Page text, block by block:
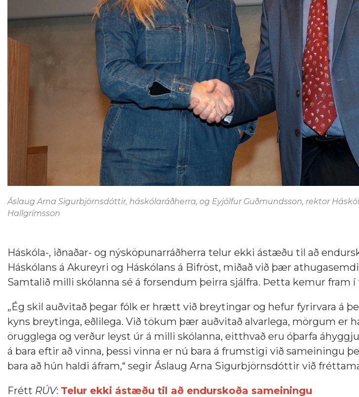
Áslaug Arna Sigurbjörnsdóttir, háskólaráðherra, og Eyjólfur Guðmundsson, rektor
Hallgrímsson
Háskóla-, iðnaðar- og nýsköpunarráðherra telur ekki ástæðu til að
Háskólans á Akureyri og Háskólans á Bifröst, miðað við þær
Samtalið milli skólanna sé á forsendum þeirra sjálfra. Þetta kemur fram
„Ég skil auðvitað þegar fólk er hrætt við breytingar og hefur fyrirvara á
kyns breytinga, eðlilega. Við tökum þær auðvitað alvarlega, mörgum er
örugglega og verður leyst úr á milli skólanna, eitthvað eru óþarfa
á bara eftir að vinna, þessi vinna er nú bara á frumstigi við sameiningu
bara að hún haldi áfram,“ segir Áslaug Arna Sigurbjörnsdóttir við
Frétt RÚV: Telur ekki ástæðu til að endurskoða sameiningu